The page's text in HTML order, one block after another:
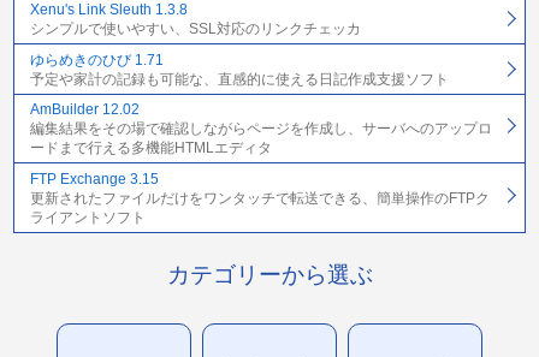
Xenu's Link Sleuth 1.3.8
シンプルで使いやすい、SSL対応のリンクチェッカ
ゆらめきのひび 1.71
予定や家計の記録も可能な、直感的に使える日記作成支援ソフト
AmBuilder 12.02
編集結果をその場で確認しながらページを作成し、サーバへのアップロ
ードまで行える多機能HTMLエディタ
FTP Exchange 3.15
更新されたファイルだけをワンタッチで転送できる、簡単操作のFTPク
ライアントソフト
カテゴリーから選ぶ